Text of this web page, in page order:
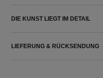
DIE KUNST LIEGT IM DETAIL
LIEFERUNG & RÜCKSENDUNG